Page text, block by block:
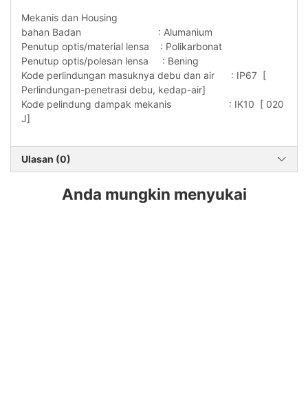
Mekanis dan Housing
bahan Badan : Alumanium
Penutup optis/material lensa : Polikarbonat
Penutup optis/polesan lensa : Bening
Kode perlindungan masuknya debu dan air : IP67 [
Perlindungan-penetrasi debu, kedap-air]
Kode pelindung dampak mekanis : IK10 [ 020
J]
Ulasan (0)
Anda mungkin menyukai